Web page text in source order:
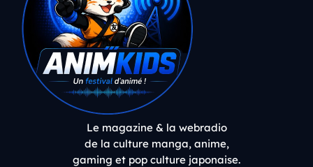
Le magazine & la webradio
de la culture manga, anime,
gaming et pop culture japonaise.